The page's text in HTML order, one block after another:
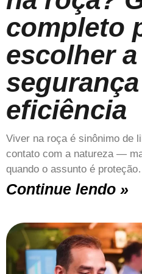
completo
escolher
eficiência
Viver na roça é sinônimo de
contato com a natureza —
quando o assunto é
Continue lendo »